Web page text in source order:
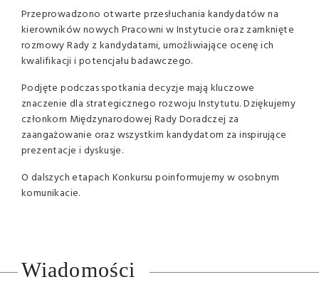
Przeprowadzono otwarte przesłuchania kandydatów na
kierowników nowych Pracowni w Instytucie oraz zamknięte
rozmowy Rady z kandydatami, umożliwiające ocenę ich
kwalifikacji i potencjału badawczego.
Podjęte podczas spotkania decyzje mają kluczowe
znaczenie dla strategicznego rozwoju Instytutu. Dziękujemy
członkom Międzynarodowej Rady Doradczej za
zaangażowanie oraz wszystkim kandydatom za inspirujące
prezentacje i dyskusje.
O dalszych etapach Konkursu poinformujemy w osobnym
komunikacie.
Wiadomości